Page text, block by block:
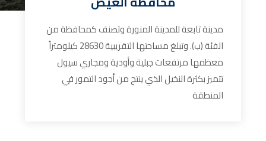
مدينة تابعة للمدينة المنورة وتصنف كمحافظة من
الفئة (ب). وتبلغ مساحتها التقريبية 28630 كيلومتراً
معظمها مرتفعات جبلية وأودية ومجاري سيول
تتميز بكثرة النخيل الذي ينتج من أجود التمور في
المنطقة